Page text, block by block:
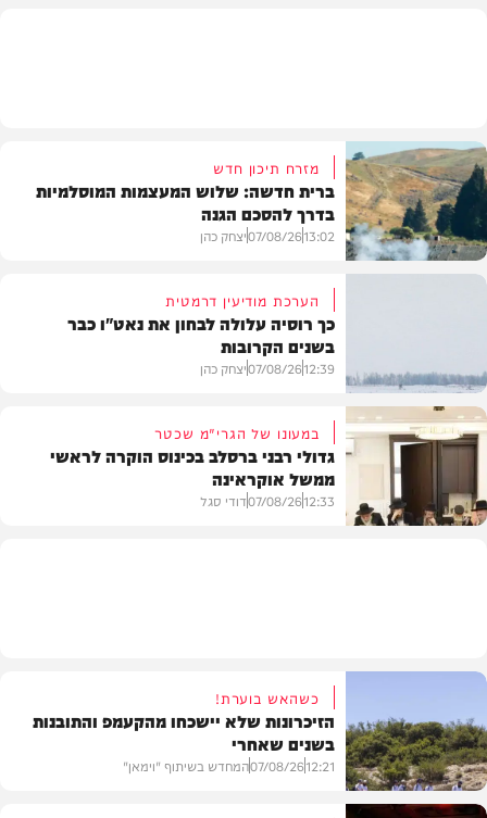
מזרח תיכון חדש
ברית חדשה: שלוש המעצמות המוסלמיות
בדרך להסכם הגנה
13:02
07/08/26יצחק כהן
הערכת מודיעין דרמטית
כך רוסיה עלולה לבחון את נאט"ו כבר
בשנים הקרובות
12:39
07/08/26יצחק כהן
במעונו של הגרי"מ שכטר
גדולי רבני ברסלב בכינוס הוקרה לראשי
ממשל אוקראינה
12:33
07/08/26דודי סגל
כשהאש בוערת!
הזיכרונות שלא יישכחו מהקעמפ והתובנות
בשנים שאחרי
12:21
07/08/26המחדש בשיתוף "וימאן"